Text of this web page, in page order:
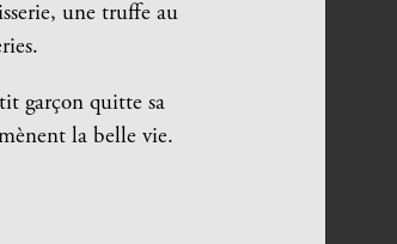
une truffe au
garçon quitte sa
la belle vie.